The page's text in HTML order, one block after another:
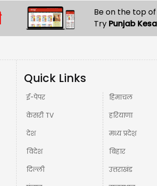
Be on the top
Try Punjab
Quick Links
ई-पेपर
केसरी TV
देश
विदेश
दिल्ली
हिमाचल
हरियाणा
मध्य प्रदेश़
बिहार
उत्तराखंड